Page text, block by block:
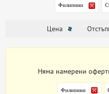
Филипини
Цена
Няма намерени
Филипини